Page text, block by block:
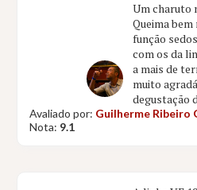
Um charuto
Queima
função
com os da
a mais de
muito
degustação
Avaliado por: Guilherme Ribeiro
Nota: 9.1